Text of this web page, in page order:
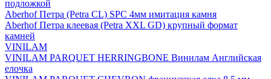
подложкой
Aberhof Петра (Petra CL) SPC 4мм имитация камня
Aberhof Петра клеевая (Petra XXL GD) крупный формат
камней
VINILAM
VINILAM PARQUET HERRINGBONE Винилам Английская
елочка